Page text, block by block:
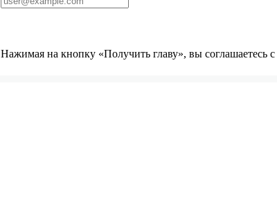
Нажимая на кнопку «Получить главу», вы соглашаетесь с